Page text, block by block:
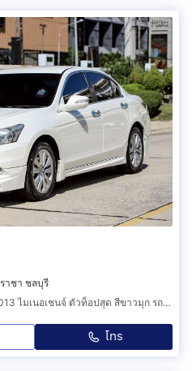
าชา ชลบุรี
Honda Accord 2.4 EL NAVI AT ปี2013 ไมเนอเชนจ์ ตัวท็อปสุด สีขาวมุก รถบ้านมือเดียวออกศูนย์ ประวัติครบชัดเจน การันตีสภาพเดิมแท้ทุกจุด
โทร